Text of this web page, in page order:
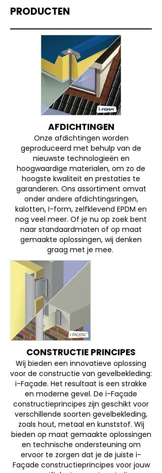
PRODUCTEN
AFDICHTINGEN
Onze afdichtingen worden
geproduceerd met behulp van de
nieuwste technologieën en
hoogwaardige materialen, om zo de
hoogste kwaliteit en prestaties te
garanderen. Ons assortiment omvat
onder andere afdichtingsringen,
kalotten, I-form, zelfklevend EPDM en
nog veel meer. Of je nu op zoek bent
naar standaardmaten of op maat
gemaakte oplossingen, wij denken
graag met je mee.
CONSTRUCTIE PRINCIPES
Wij bieden een innovatieve oplossing
voor de constructie van gevelbekleding:
i-Façade. Het resultaat is een strakke
en moderne gevel. De i-Façade
constructieprincipes zijn geschikt voor
verschillende soorten gevelbekleding,
zoals hout, metaal en kunststof. Wij
bieden op maat gemaakte oplossingen
en technische ondersteuning om
ervoor te zorgen dat je de juiste i-
Façade constructieprincipes voor jouw